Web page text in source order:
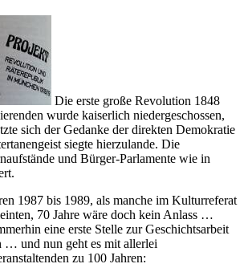
Die erste große Revolution 1848
wurde kaiserlich niedergeschossen,
sich der Gedanke der direkten Demokratie
siegte hierzulande. Die
und Bürger-Parlamente wie in
1987 bis 1989, als manche im Kulturreferat
70 Jahre wäre doch kein Anlass …
eine erste Stelle zur Geschichtsarbeit
… und nun geht es mit allerlei
zu 100 Jahren: